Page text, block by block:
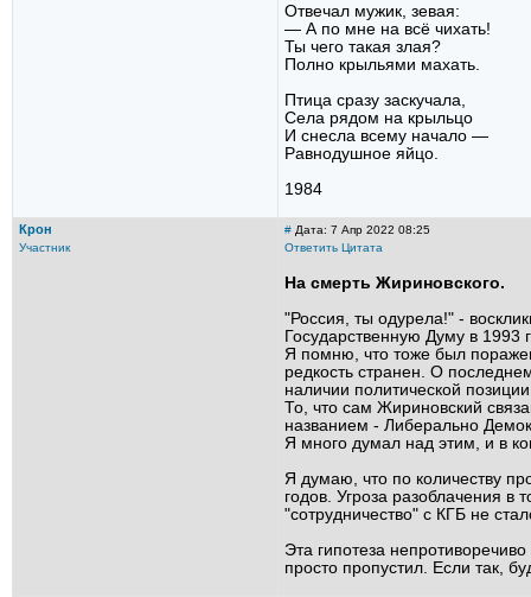
Отвечал мужик, зевая:
— А по мне на всё чихать!
Ты чего такая злая?
Полно крыльями махать.
Птица сразу заскучала,
Села рядом на крыльцо
И снесла всему начало —
Равнодушное яйцо.
1984
Крон
Участник
# Дата: 7 Апр 2022 08:25
Ответить Цитата
На смерть Жириновского.
"Россия, ты одурела!" -
Государственную Думу в 1993
Я помню, что тоже был
редкость странен. О
наличии политической позиции.
То, что сам Жириновский
названием - Либерально
Я много думал над этим, и в
Я думаю, что по количеству
годов. Угроза разоблачения
"сотрудничество" с КГБ не
Эта гипотеза
просто пропустил. Если так,